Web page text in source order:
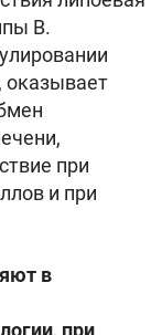
В.
оказывает
при
и при
в
при